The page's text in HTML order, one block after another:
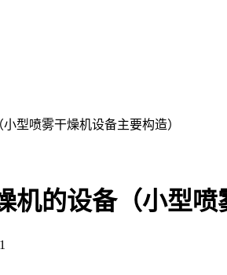
型喷雾干燥机设备主要构造）
机的设备（小型喷